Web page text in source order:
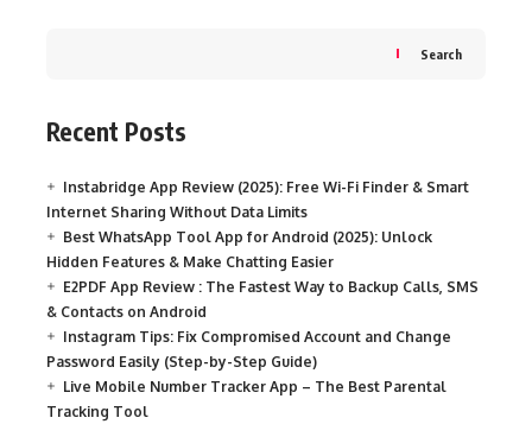
Search
Recent Posts
Instabridge App Review (2025): Free Wi-Fi Finder & Smart
Internet Sharing Without Data Limits
Best WhatsApp Tool App for Android (2025): Unlock
Hidden Features & Make Chatting Easier
E2PDF App Review : The Fastest Way to Backup Calls, SMS
& Contacts on Android
Instagram Tips: Fix Compromised Account and Change
Password Easily (Step-by-Step Guide)
Live Mobile Number Tracker App – The Best Parental
Tracking Tool